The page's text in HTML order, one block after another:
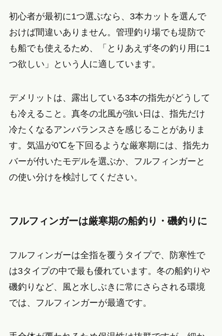
初心者が最初に1つ選ぶなら、3本カットを選んで
おけば間違いありません。管理釣り場でも堤防で
も船でも使えるため、「とりあえず冬の釣り用に1
つ欲しい」という人に適しています。
デメリットは、露出している3本の指先がどうして
も冷えること。真冬の北風が強い日は、指先だけ
冷たくなるアンバランスさを感じることがありま
す。気温が0℃を下回るような厳寒期には、指先カ
バーが付いたモデルを選ぶか、フルフィンガーと
の使い分けを検討してください。
フルフィンガーは厳寒期の船釣り・磯釣りに
フルフィンガーは全指を覆うタイプで、防寒性で
は3タイプの中で最も優れています。冬の船釣りや
磯釣りなど、風と水しぶきに常にさらされる環境
では、フルフィンガーが最適です。